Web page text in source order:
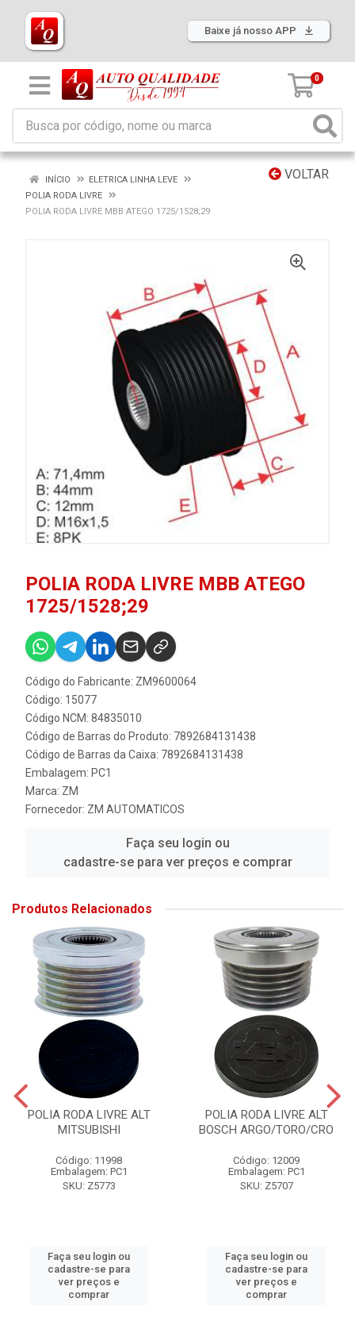
Baixe já nosso APP
0
VOLTAR
INÍCIO
ELETRICA LINHA LEVE
POLIA RODA LIVRE
POLIA RODA LIVRE MBB ATEGO 1725/1528;29
POLIA RODA LIVRE MBB ATEGO
1725/1528;29
Código do Fabricante: ZM9600064
Código: 15077
Código NCM: 84835010
Código de Barras do Produto: 7892684131438
Código de Barras da Caixa: 7892684131438
Embalagem: PC1
Marca: ZM
Fornecedor: ZM AUTOMATICOS
Faça seu login ou
cadastre-se para ver preços e comprar
Produtos Relacionados
POLIA RODA LIVRE ALT
MITSUBISHI
Código: 11998
Embalagem: PC1
SKU: Z5773
Faça seu login ou
cadastre-se para
ver preços e
comprar
POLIA RODA LIVRE ALT
BOSCH ARGO/TORO/CRO
Código: 12009
Embalagem: PC1
SKU: Z5707
Faça seu login ou
cadastre-se para
ver preços e
comprar